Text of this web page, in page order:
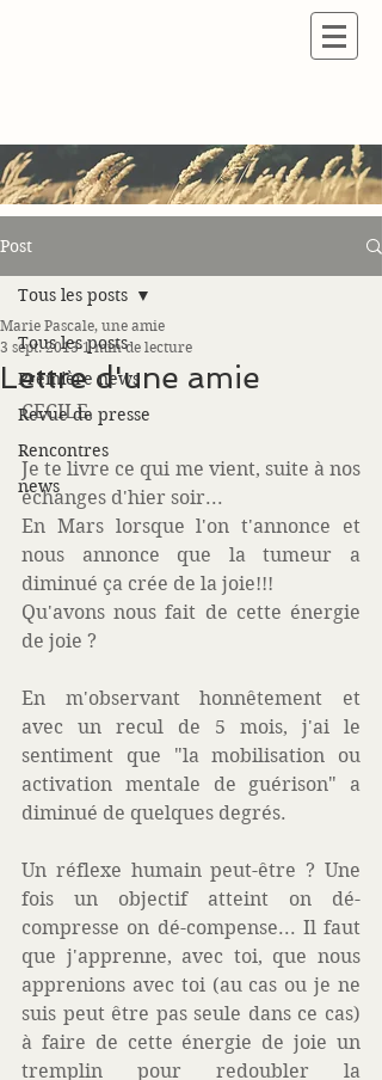
Post
Tous les posts
Première news
Revue de presse
Rencontres
news
Tous les posts
Lettre d'une amie
Marie Pascale, une amie
3 sept. 2013 1 min de lecture
CECILE,
Je te livre ce qui me vient, suite à nos
échanges d'hier soir...
En Mars lorsque l'on t'annonce et
nous annonce que la tumeur a
diminué ça crée de la joie!!!
Qu'avons nous fait de cette énergie
de joie ?
En m'observant honnêtement et
avec un recul de 5 mois, j'ai le
sentiment que "la mobilisation ou
activation mentale de guérison" a
diminué de quelques degrés.
Un réflexe humain peut-être ? Une
fois un objectif atteint on dé-
compresse on dé-compense... Il faut
que j'apprenne, avec toi, que nous
apprenions avec toi (au cas ou je ne
suis peut être pas seule dans ce cas)
à faire de cette énergie de joie un
tremplin pour redoubler la